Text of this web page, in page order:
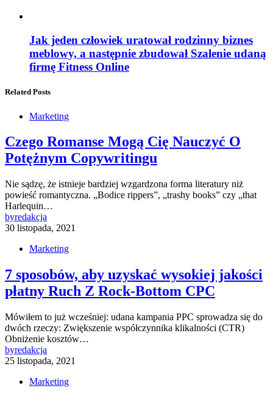
Jak jeden człowiek uratował rodzinny biznes
meblowy, a następnie zbudował Szalenie udaną
firmę Fitness Online
Related Posts
Marketing
Czego Romanse Mogą Cię Nauczyć O
Potężnym Copywritingu
Nie sądzę, że istnieje bardziej wzgardzona forma literatury niż
powieść romantyczna. „Bodice rippers”, „trashy books” czy „that
Harlequin…
byredakcja
30 listopada, 2021
Marketing
7 sposobów, aby uzyskać wysokiej jakości
płatny Ruch Z Rock-Bottom CPC
Mówiłem to już wcześniej: udana kampania PPC sprowadza się do
dwóch rzeczy: Zwiększenie współczynnika klikalności (CTR)
Obniżenie kosztów…
byredakcja
25 listopada, 2021
Marketing